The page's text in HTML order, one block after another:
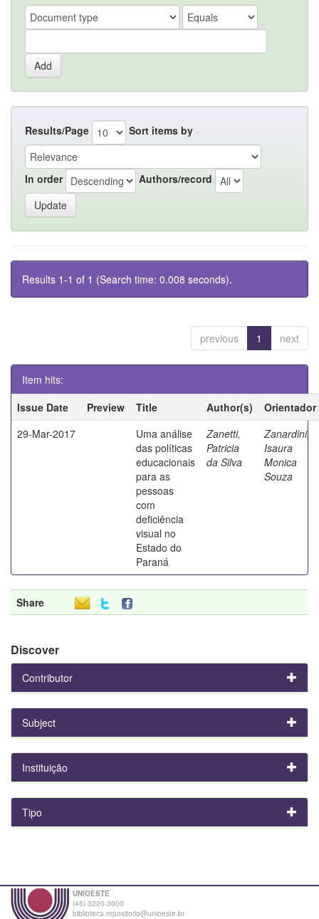
Results/Page Sort items by
In order Authors/record
Results 1-1 of 1 (Search time: 0.008 seconds).
previous 1 next
Item hits:
Issue Date
Preview Title Author(s)
Orientador
29-Mar-2017
Uma análise
das políticas
educacionais
para as
pessoas
com
deficiência
visual no
Estado do
Paraná
Zanetti,
Patricia
da Silva
Zanardini,
Isaura
Monica
Souza
Share
Discover
Contributor
Subject
Instituição
Tipo
UNIOESTE
(45) 3220-3000
biblioteca.repositorio@unioeste.br